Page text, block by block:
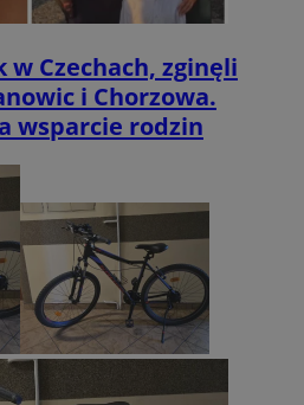
Czechach, zginęli
i Chorzowa.
wsparcie rodzin